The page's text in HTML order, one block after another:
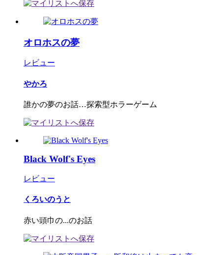
オロホスの夢
レビュー
やかろ
誰かの夢のお話…探索型ホラーゲーム
Black Wolf's Eyes
レビュー
くろいのうと
赤い頭巾の...のお話